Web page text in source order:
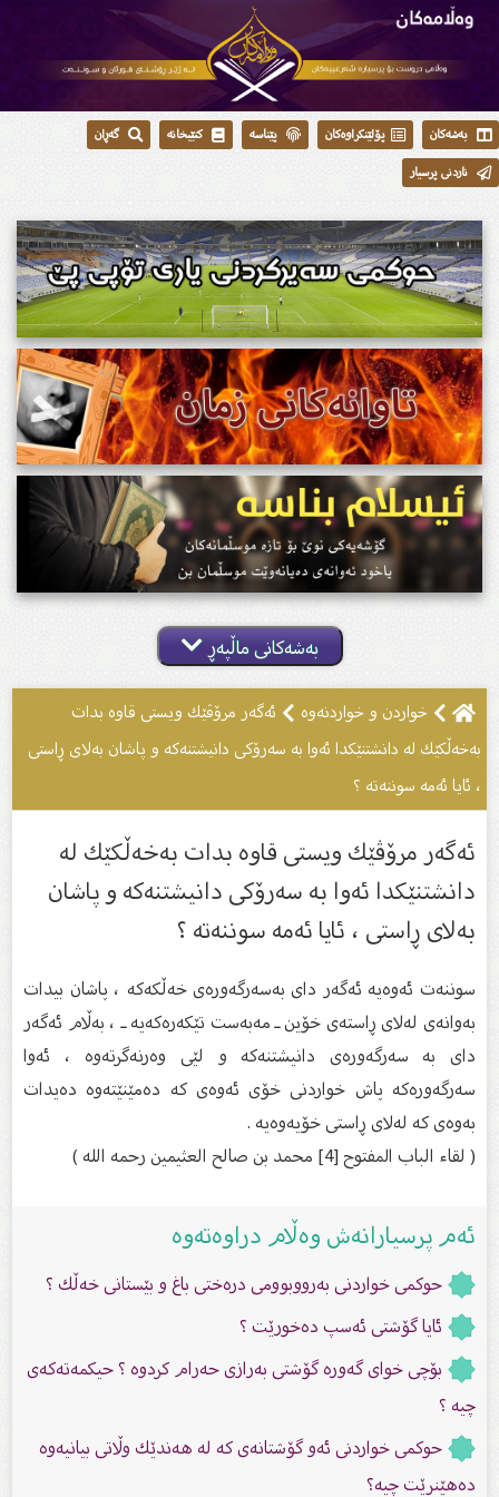
بەشەکان پۆلێنکراوەکان پێناسە کتێبخانە
گەڕان
ناردنی پرسیار
بەشەکانی ماڵپەڕ
خواردن و خواردنەوە
ئەگەر مرۆڤێك ویستی قاوە بدات
بەخەڵكێك لە دانشتنێكدا ئەوا بە سەرۆكی دانیشتنەكە و پاشان بەلای ڕاستی
، ئایا ئەمە سوننەتە ؟
ئەگەر مرۆڤێك ویستی قاوە بدات بەخەڵكێك لە
دانشتنێكدا ئەوا بە سەرۆكی دانیشتنەكە و پاشان
بەلای ڕاستی ، ئایا ئەمە سوننەتە ؟
سوننەت ئەوەیە ئەگەر دای بەسەرگەورەی خەڵكەكە ، پاشان بیدات
بەوانەی لەلای ڕاستەی خۆین ـ مەبەست تێكەرەكەیە ـ ، بەڵام ئەگەر
دای بە سەرگەورەی دانیشتنەكە و لێی وەرنەگرتەوە ، ئەوا
سەرگەورەكە پاش خواردنی خۆی ئەوەی كە دەمێنێتەوە دەیدات
بەوەی كە لەلای ڕاستی خۆیەوەیە .
( لقاء الباب المفتوح [4] محمد بن صالح العثيمين رحمه الله )
ئەم پرسیارانەش وەڵام دراوەتەوە
حوكمی خواردنی بەرووبوومی درەختی باغ و بێستانی خەڵك ؟
ئایا گۆشتی ئەسپ دەخورێت ؟
بۆچی خوای گە‌ورە گۆشتی بە‌رازی حە‌رام كردوە ؟ حیكمەتەكەی
چیە ‌؟
حوکمى خواردنى ئەو گۆشتانەى کە لە هەندێك وڵاتی بیانیەوە
دەهێنرێت چیە؟